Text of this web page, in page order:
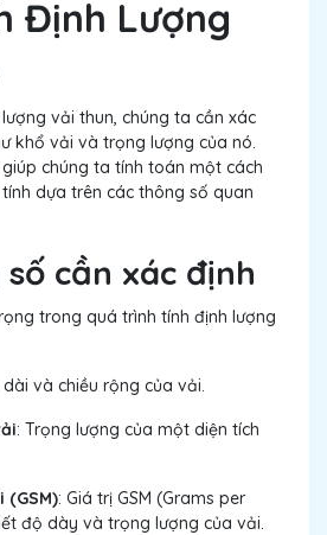
Định Lượng
vải thun, chúng ta cần xác
khổ vải và trọng lượng của nó.
chúng ta tính toán một cách
dựa trên các thông số quan
cần xác định
trong quá trình tính định lượng
dài và chiều rộng của vải.
: Trọng lượng của một diện tích
: Giá trị GSM (Grams per
độ dày và trọng lượng của vải.